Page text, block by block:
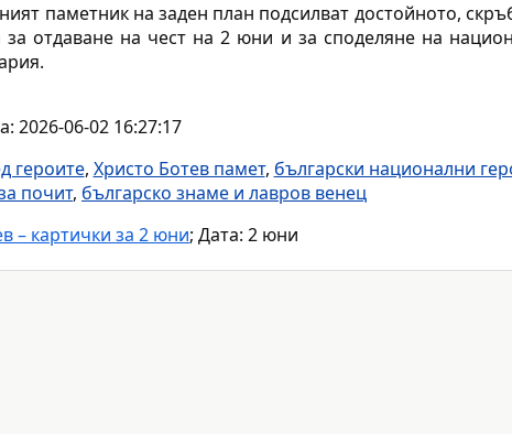
паметник на заден план подсилват достойното,
отдаване на чест на 2 юни и за споделяне на
2026-06-02 16:27:17
героите, Христо Ботев памет, български национални
почит, българско знаме и лавров венец
– картички за 2 юни; Дата: 2 юни